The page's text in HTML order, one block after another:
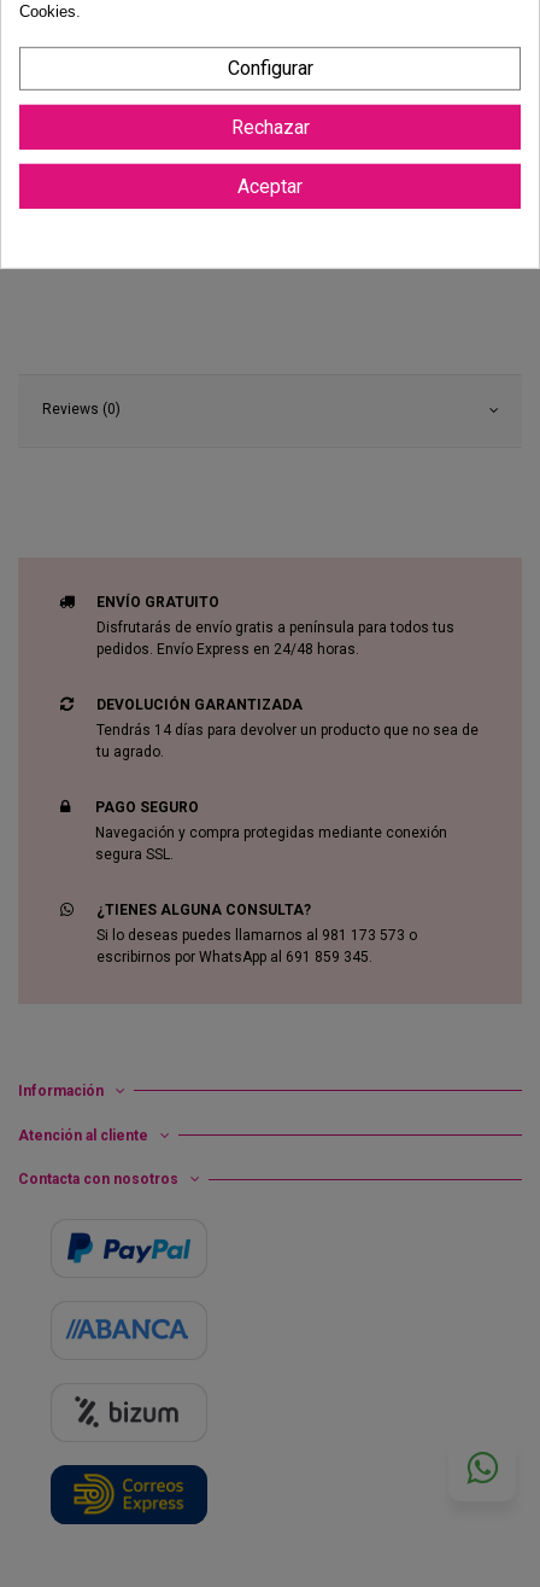
Reviews (0)
ENVÍO GRATUITO
Disfrutarás de envío gratis a península para todos tus
pedidos. Envío Express en 24/48 horas.
DEVOLUCIÓN GARANTIZADA
Tendrás 14 días para devolver un producto que no sea de
tu agrado.
PAGO SEGURO
Navegación y compra protegidas mediante conexión
segura SSL.
¿TIENES ALGUNA CONSULTA?
Si lo deseas puedes llamarnos al 981 173 573 o
escribirnos por WhatsApp al 691 859 345.
Información
Atención al cliente
Contacta con nosotros
Cookies
Configurar
Rechazar
Aceptar